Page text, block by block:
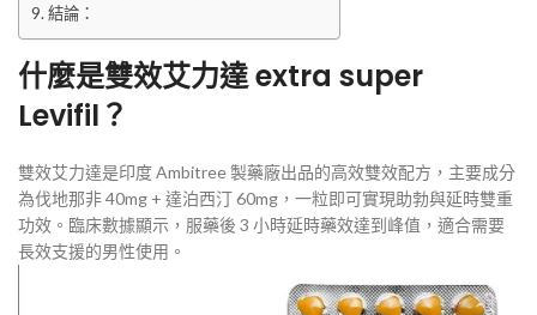
結論：
什麼是雙效艾力達 extra super
Levifil？
雙效艾力達是印度 Ambitree 製藥廠出品的高效雙效配方，主要成分
為伐地那非 40mg + 達泊西汀 60mg，一粒即可實現助勃與延時雙重
功效。臨床數據顯示，服藥後 3 小時延時藥效達到峰值，適合需要
長效支援的男性使用。